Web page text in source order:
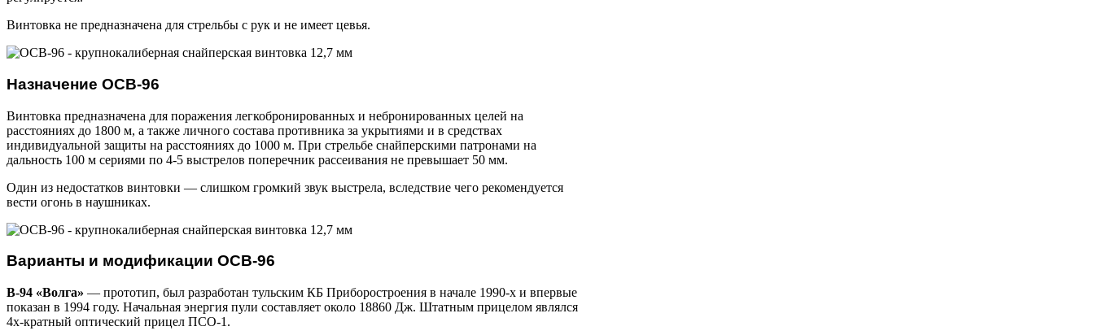
Винтовка не предназначена для стрельбы с рук и не имеет цевья.
Назначение ОСВ-96
Винтовка предназначена для поражения легкобронированных и небронированных целей на
расстояниях до 1800 м, а также личного состава противника за укрытиями и в средствах
индивидуальной защиты на расстояниях до 1000 м. При стрельбе снайперскими патронами на
дальность 100 м сериями по 4-5 выстрелов поперечник рассеивания не превышает 50 мм.
Один из недостатков винтовки — слишком громкий звук выстрела, вследствие чего рекомендуется
вести огонь в наушниках.
Варианты и модификации ОСВ-96
В-94 «Волга» — прототип, был разработан тульским КБ Приборостроения в начале 1990-х и впервые
показан в 1994 году. Начальная энергия пули составляет около 18860 Дж. Штатным прицелом являлся
4х-кратный оптический прицел ПСО-1.